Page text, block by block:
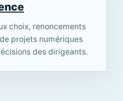
choix, renoncements
projets numériques
des dirigeants.